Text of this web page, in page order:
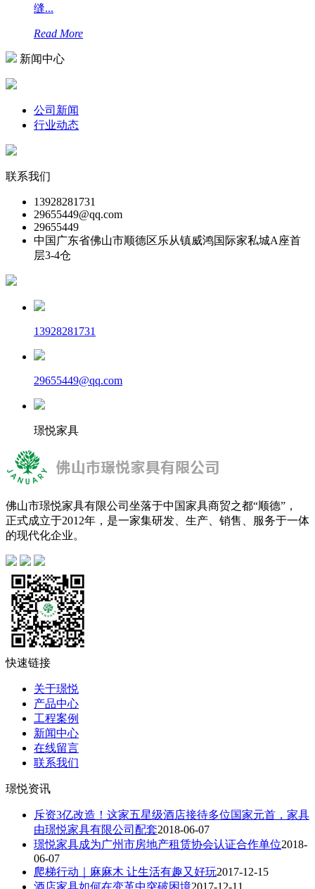
缝...
Read More
新闻中心
公司新闻
行业动态
联系我们
13928281731
29655449@qq.com
29655449
中国广东省佛山市顺德区乐从镇威鸿国际家私城A座首
层3-4仓
13928281731
29655449@qq.com
璟悦家具
佛山市璟悦家具有限公司坐落于中国家具商贸之都“顺德”，
正式成立于2012年，是一家集研发、生产、销售、服务于一体
的现代化企业。
快速链接
关于璟悦
产品中心
工程案例
新闻中心
在线留言
联系我们
璟悦资讯
斥资3亿改造！这家五星级酒店接待多位国家元首，家具
由璟悦家具有限公司配套2018-06-07
璟悦家具成为广州市房地产租赁协会认证合作单位2018-
06-07
爬梯行动｜麻麻木 让生活有趣又好玩2017-12-15
酒店家具如何在变革中突破困境2017-12-11